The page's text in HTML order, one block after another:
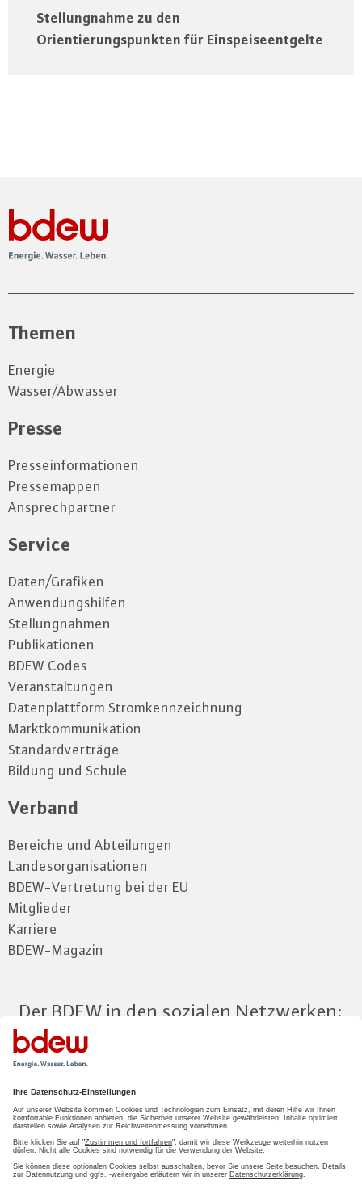
Stellungnahme zu den
Orientierungspunkten für Einspeiseentgelte
Themen
Energie
Wasser/Abwasser
Presse
Presseinformationen
Pressemappen
Ansprechpartner
Service
Daten/Grafiken
Anwendungshilfen
Stellungnahmen
Publikationen
BDEW Codes
Veranstaltungen
Datenplattform Stromkennzeichnung
Marktkommunikation
Standardverträge
Bildung und Schule
Verband
Bereiche und Abteilungen
Landesorganisationen
BDEW-Vertretung bei der EU
Mitglieder
Karriere
BDEW-Magazin
Der BDEW in den sozialen Netzwerken:
Zum Mitgliederbereich
LOGIN